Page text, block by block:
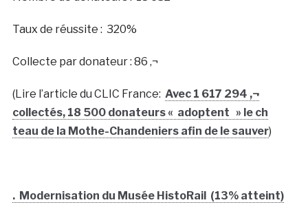
Taux de réussite : 320%
Collecte par donateur : 86 ‚¬
(Lire l’article du CLIC France: Avec 1 617 294 ‚¬
collectés, 18 500 donateurs « adoptent » le ch
teau de la Mothe-Chandeniers afin de le sauver)
. Modernisation du Musée HistoRail (13% atteint)